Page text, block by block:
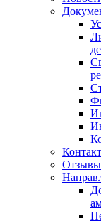
Отзывы